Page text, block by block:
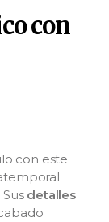
con
con este
detalles